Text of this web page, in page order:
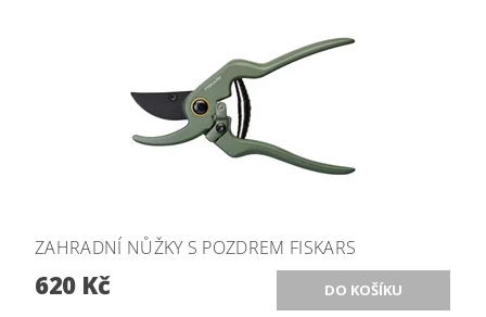
ZAHRADNÍ NŮŽKY S POZDREM FISKARS
620 Kč